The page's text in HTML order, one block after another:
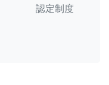
認定制度